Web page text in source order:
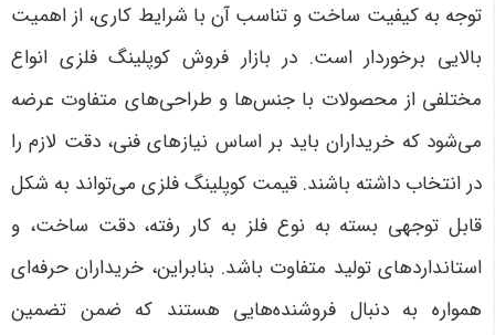
توجه به کیفیت ساخت و تناسب آن با شرایط کاری، از اهمیت
بالایی برخوردار است. در بازار فروش کوپلینگ فلزی انواع
مختلفی از محصولات با جنس‌ها و طراحی‌های متفاوت عرضه
می‌شود که خریداران باید بر اساس نیازهای فنی، دقت لازم را
در انتخاب داشته باشند. قیمت کوپلینگ فلزی می‌تواند به شکل
قابل توجهی بسته به نوع فلز به کار رفته، دقت ساخت، و
استانداردهای تولید متفاوت باشد. بنابراین، خریداران حرفه‌ای
همواره به دنبال فروشنده‌هایی هستند که ضمن تضمین